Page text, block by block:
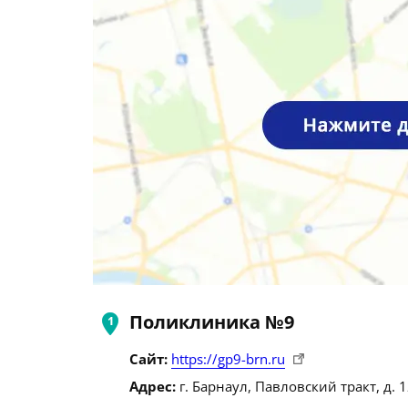
Поликлиника №9
Сайт: https://gp9-brn.ru
Адрес: г. Барнаул, Павловский тракт, д.